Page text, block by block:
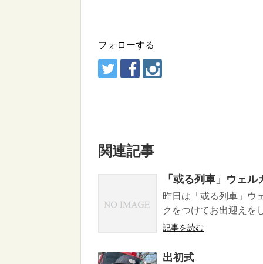
フォローする
関連記事
「或る列車」ウェ
昨日は「或る列車」ウ
クをつけてお出迎えを
記事を読む
出初式